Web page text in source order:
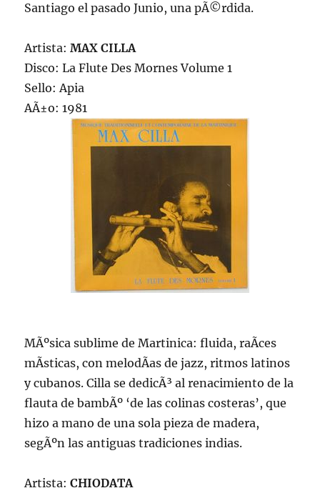
Santiago el pasado Junio, una pÃ©rdida.
Artista:MAX CILLA
Disco: La Flute Des Mornes Volume 1
Sello: Apia
AÃ±o: 1981
MÃºsica sublime de Martinica: fluida, raÃ­ces
mÃ­sticas, con melodÃ­as de jazz, ritmos latinos
y cubanos. Cilla se dedicÃ³ al renacimiento de la
flauta de bambÃº ‘de las colinas costeras’, que
hizo a mano de una sola pieza de madera,
segÃºn las antiguas tradiciones indias.
Artista:CHIODATA